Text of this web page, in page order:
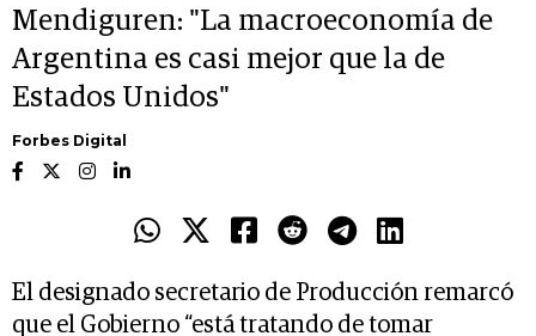
Mendiguren: "La macroeconomía de
Argentina es casi mejor que la de
Estados Unidos"
Forbes Digital
El designado secretario de Producción remarcó
que el Gobierno “está tratando de tomar